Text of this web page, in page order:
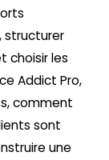
structurer
choisir les
Addict Pro,
comment
sont
une